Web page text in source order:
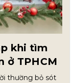
khi tìm
ở TPHCM
thường bỏ sót